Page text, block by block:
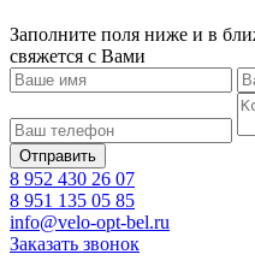
Заполните поля ниже и в
свяжется с Вами
8 952 430 26 07
8 951 135 05 85
info@velo-opt-bel.ru
Заказать звонок